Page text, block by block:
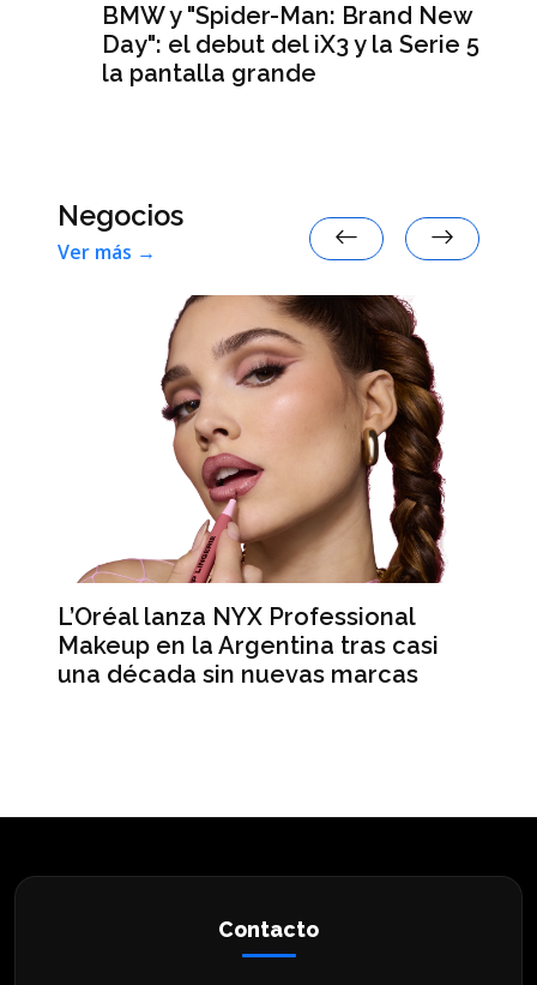
BMW y "Spider-Man: Brand New
Day": el debut del iX3 y la Serie 5 en
la pantalla grande
Negocios
Ver más →
L’Oréal lanza NYX Professional
Makeup en la Argentina tras casi
una década sin nuevas marcas
Contacto